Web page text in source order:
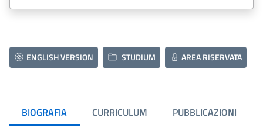
ENGLISH VERSION STUDIUM AREA RISERVATA
BIOGRAFIA CURRICULUM PUBBLICAZIONI